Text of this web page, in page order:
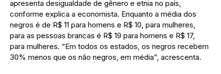
apresenta desigualdade de gênero e etnia no país,
conforme explica a economista. Enquanto a média dos
negros é de R$ 11 para homens e R$ 10, para mulheres,
para as pessoas brancas é R$ 19 para homens e R$ 17,
para mulheres. “Em todos os estados, os negros recebem
30% menos que os não negros, em média”, acrescenta.